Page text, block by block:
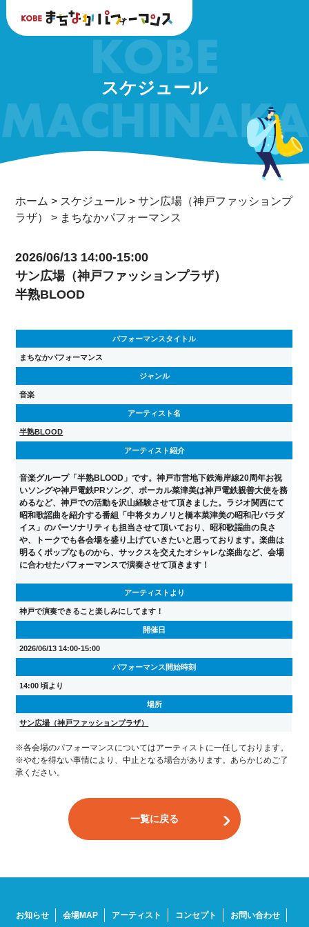
スケジュール
ホーム > スケジュール >サン広場（神戸ファッションプ
ラザ）
> まちなかパフォーマンス
2026/06/13 14:00-15:00
サン広場（神戸ファッションプラザ）
半熟BLOOD
パフォーマンスタイトル
まちなかパフォーマンス
ジャンル
音楽
アーティスト名
半熟BLOOD
アーティスト紹介
音楽グループ「半熟BLOOD」です。神戸市営地下鉄海岸線20周年お祝
いソングや神戸電鉄PRソング、ボーカル菜津美は神戸電鉄親善大使を務
めるなど、神戸での活動を沢山経験させて頂きました。ラジオ関西にて
昭和歌謡曲を紹介する番組「中将タカノリと橋本菜津美の昭和卍パラダ
イス」のパーソナリティも担当させて頂いており、昭和歌謡曲の良さ
や、トークでも各会場を盛り上げていきたいと思っております。楽曲は
明るくポップなものから、サックスを交えたオシャレな楽曲など、会場
に合わせたパフォーマンスで演奏させて頂きます！
アーティストより
神戸で演奏できること楽しみにしてます！
開催日
2026/06/13 14:00-15:00
パフォーマンス開始時刻
14:00 頃より
場所
サン広場（神戸ファッションプラザ）
※各会場のパフォーマンスについてはアーティストに一任しております。
※やむを得ない事情により、中止となる場合があります。あらかじめご了
承ください。
一覧に戻る
お知らせ 会場MAP アーティスト コンセプト お問い合わせ